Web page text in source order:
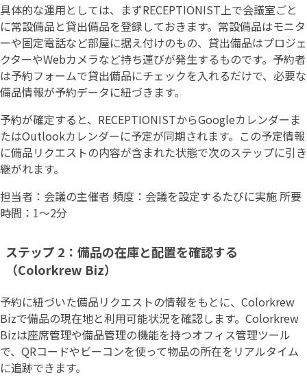
具体的な運用としては、まずRECEPTIONIST上で会議室ごと
に常設備品と貸出備品を登録しておきます。常設備品はモニタ
ーや固定電話など部屋に据え付けのもの、貸出備品はプロジェ
クターやWebカメラなど持ち運びが発生するものです。予約者
は予約フォームで貸出備品にチェックを入れるだけで、必要な
備品情報が予約データに紐づきます。
予約が確定すると、RECEPTIONISTからGoogleカレンダーま
たはOutlookカレンダーに予定が同期されます。この予定情報
に備品リクエストの内容が含まれた状態で次のステップに引き
継がれます。
担当者：会議の主催者 頻度：会議を設定するたびに実施 所要
時間：1〜2分
ステップ 2：備品の在庫と配置を確認する
（Colorkrew Biz）
予約に紐づいた備品リクエストの情報をもとに、Colorkrew
Bizで備品の現在地と利用可能状況を確認します。Colorkrew
Bizは座席管理や備品管理の機能を持つオフィス管理ツール
で、QRコードやビーコンを使って物品の所在をリアルタイム
に追跡できます。